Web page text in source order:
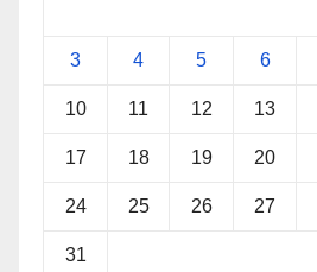
3 4 5 6
10 11 12 13
17 18 19 20
24 25 26 27
31